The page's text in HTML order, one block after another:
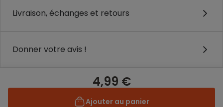
Livraison, échanges et retours
Donner votre avis !
4,99 €
Ajouter au panier